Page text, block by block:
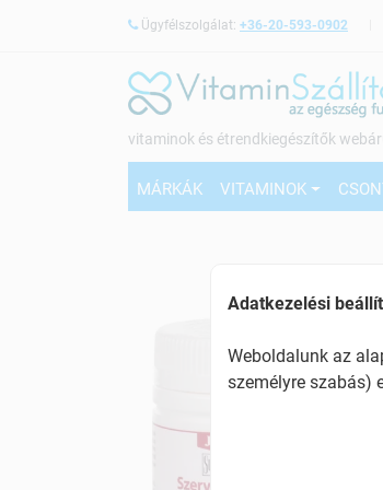
Ügyfélszolgálat: +36-20-593-0902
vitaminok és étrendkiegészítők
MÁRKÁK VITAMINOK
Adatkezelési
Weboldalunk az
személyre szabás)